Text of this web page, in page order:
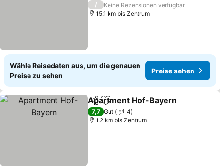
/
Keine Rezensionen verfügbar
15.1 km bis Zentrum
Wähle Reisedaten aus, um die genauen
Preise zu sehen
Preise sehen
TeilenZu Favoriten hinzufügen
Apartment Hof-Bayern
7,7 Gut
4
1.2 km bis Zentrum